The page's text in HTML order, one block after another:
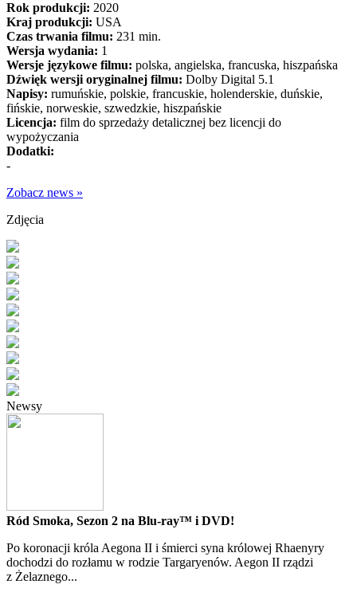
Rok produkcji: 2020
Kraj produkcji: USA
Czas trwania filmu: 231 min.
Wersja wydania: 1
Wersje językowe filmu: polska, angielska, francuska, hiszpańska
Dźwięk wersji oryginalnej filmu: Dolby Digital 5.1
Napisy: rumuńskie, polskie, francuskie, holenderskie, duńskie,
fińskie, norweskie, szwedzkie, hiszpańskie
Licencja: film do sprzedaży detalicznej bez licencji do
wypożyczania
Dodatki:
-
Zobacz news »
Zdjęcia
Newsy
Ród Smoka, Sezon 2 na Blu-ray™ i DVD!
Po koronacji króla Aegona II i śmierci syna królowej Rhaenyry
dochodzi do rozłamu w rodzie Targaryenów. Aegon II rządzi
z Żelaznego...